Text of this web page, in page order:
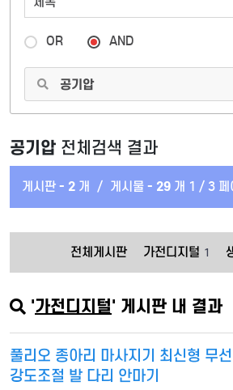
OR AND
공기압 전체검색 결과
게시판 - 2 개 / 게시물 - 29 개 1 / 3 페
전체게시판 가전디지털 1
'가전디지털' 게시판 내 결과
풀리오 종아리 마사지기 최신형 무
강도조절 발 다리 안마기